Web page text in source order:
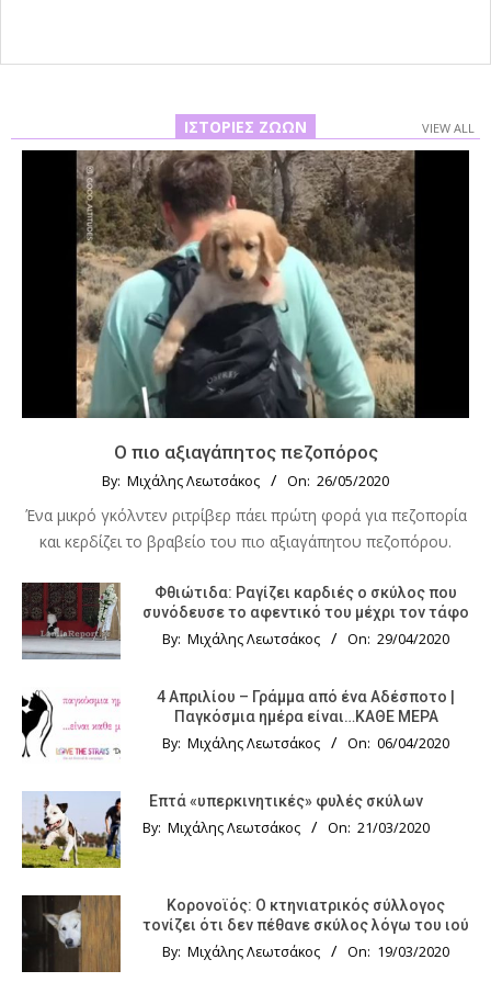
ΙΣΤΟΡΊΕΣ ΖΏΩΝ VIEW ALL
Ο πιο αξιαγάπητος πεζοπόρος
By: Μιχάλης Λεωτσάκος On: 26/05/2020
Ένα μικρό γκόλντεν ριτρίβερ πάει πρώτη φορά για πεζοπορία
και κερδίζει το βραβείο του πιο αξιαγάπητου πεζοπόρου.
Φθιώτιδα: Ραγίζει καρδιές ο σκύλος που
συνόδευσε το αφεντικό του μέχρι τον τάφο
By: Μιχάλης Λεωτσάκος On: 29/04/2020
4 Απριλίου – Γράμμα από ένα Αδέσποτο |
Παγκόσμια ημέρα είναι…ΚΑΘΕ ΜΕΡΑ
By: Μιχάλης Λεωτσάκος On: 06/04/2020
Επτά «υπερκινητικές» φυλές σκύλων
By: Μιχάλης Λεωτσάκος On: 21/03/2020
Κορονοϊός: Ο κτηνιατρικός σύλλογος
τονίζει ότι δεν πέθανε σκύλος λόγω του ιού
By: Μιχάλης Λεωτσάκος On: 19/03/2020